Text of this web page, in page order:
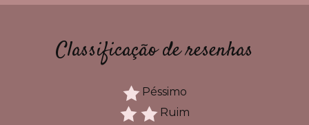
Classificação de resenhas
Péssimo
Ruim